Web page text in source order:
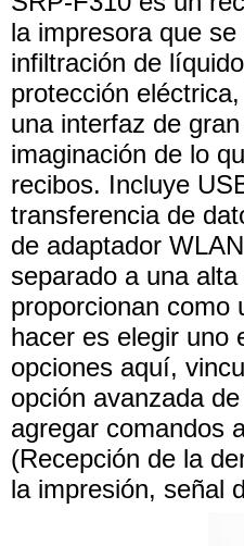
la impresora que
infiltración de
protección
una interfaz de
imaginación de lo
recibos. Incluye
transferencia de
de adaptador
separado a una
proporcionan como
hacer es elegir uno
opciones aquí,
opción avanzada
agregar comandos
(Recepción de la
la impresión, señal